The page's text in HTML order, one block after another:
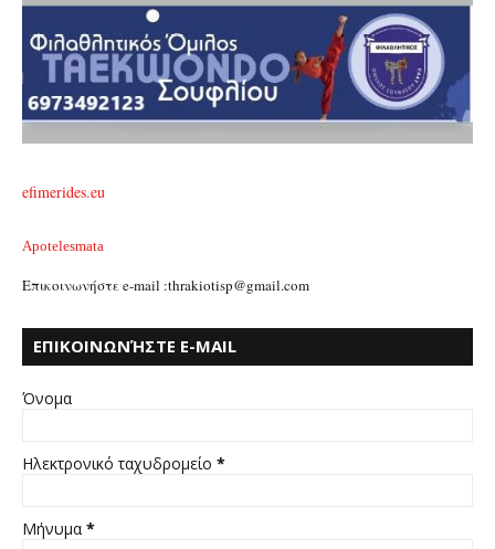
efimerides.eu
Apotelesmata
Επικοινωνήστε e-mail :thrakiotisp@gmail.com
ΕΠΙΚΟΙΝΩΝΉΣΤΕ E-MAIL
Όνομα
Ηλεκτρονικό ταχυδρομείο *
Μήνυμα *